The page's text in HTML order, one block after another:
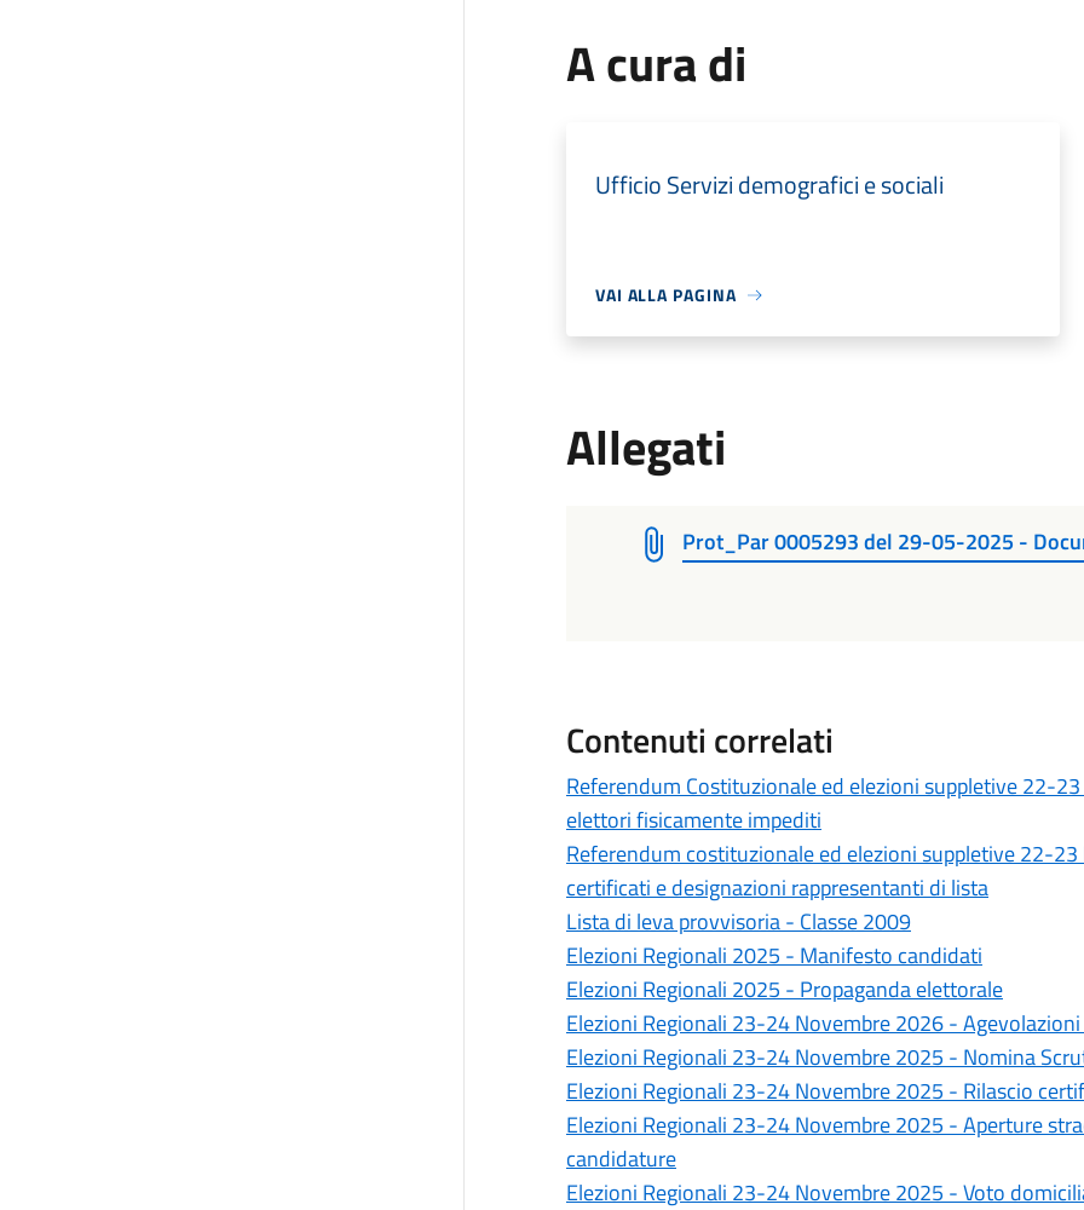
A cura di
Ufficio Servizi demografici e sociali
VAI ALLA PAGINA
Allegati
Prot_Par 0005293 del 29-05-2025 -
Contenuti correlati
Referendum Costituzionale ed elezioni suppletive 22-
elettori fisicamente impediti
Referendum costituzionale ed elezioni suppletive 22-
certificati e designazioni rappresentanti di lista
Lista di leva provvisoria - Classe 2009
Elezioni Regionali 2025 - Manifesto candidati
Elezioni Regionali 2025 - Propaganda elettorale
Elezioni Regionali 23-24 Novembre 2026 -
Elezioni Regionali 23-24 Novembre 2025 - Nomina
Elezioni Regionali 23-24 Novembre 2025 - Rilascio
Elezioni Regionali 23-24 Novembre 2025 - Aperture
candidature
Elezioni Regionali 23-24 Novembre 2025 - Voto